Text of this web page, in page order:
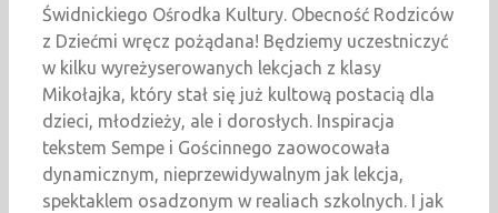
Świdnickiego Ośrodka Kultury. Obecność Rodziców
z Dziećmi wręcz pożądana! Będziemy uczestniczyć
w kilku wyreżyserowanych lekcjach z klasy
Mikołajka, który stał się już kultową postacią dla
dzieci, młodzieży, ale i dorosłych. Inspiracja
tekstem Sempe i Gościnnego zaowocowała
dynamicznym, nieprzewidywalnym jak lekcja,
spektaklem osadzonym w realiach szkolnych. I jak